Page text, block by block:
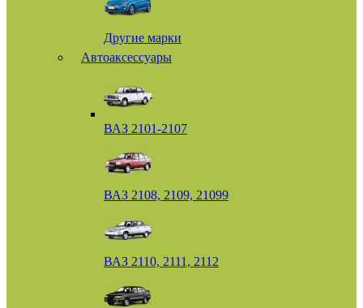
Другие марки
Автоаксессуары
ВАЗ 2101-2107
ВАЗ 2108, 2109, 21099
ВАЗ 2110, 2111, 2112